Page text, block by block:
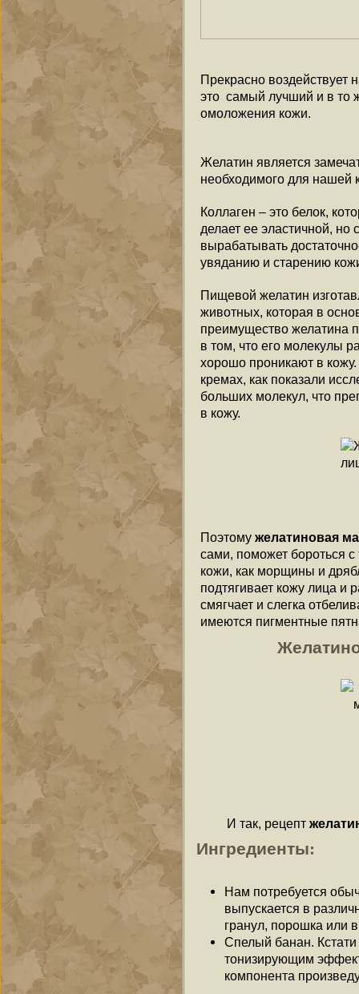
Прекрасно воздействует
это самый лучший и в то
омоложения кожи.
Желатин является
необходимого для нашей
Коллаген – это белок,
делает ее эластичной,
вырабатывать
увяданию и старению
Пищевой желатин
животных, которая в
преимущество желатина
в том, что его молекулы
хорошо проникают в
кремах, как показали
больших молекул, что
в кожу.
Поэтому желатиновая
сами, поможет бороться
кожи, как морщины и
подтягивает кожу лица и
смягчает и слегка
имеются пигментные
И так, рецепт
Ингредиенты:
Нам потребуется
выпускается в
гранул, порошка или
Спелый банан.
тонизирующим
компонента